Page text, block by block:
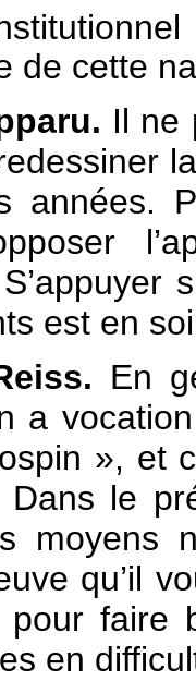
de cette
Il ne
années.
est en
En
a
», et
le
moyens
qu’il
faire
en